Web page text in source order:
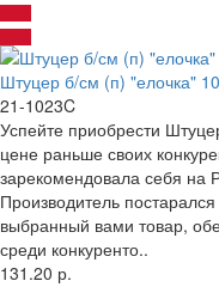
Штуцер б/см (п) "елочка"
21-1023C
Успейте приобрести
цене раньше своих
зарекомендовала себя на
Производитель
выбранный вами товар,
среди конкуренто..
131.20 р.